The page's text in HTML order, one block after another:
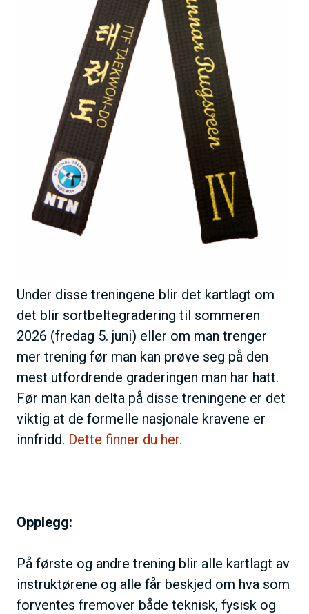
Under disse treningene blir det kartlagt om
det blir sortbeltegradering til sommeren
2026 (fredag 5. juni) eller om man trenger
mer trening før man kan prøve seg på den
mest utfordrende graderingen man har hatt.
Før man kan delta på disse treningene er det
viktig at de formelle nasjonale kravene er
innfridd. Dette finner du her.
Opplegg:
På første og andre trening blir alle kartlagt av
instruktørene og alle får beskjed om hva som
forventes fremover både teknisk, fysisk og